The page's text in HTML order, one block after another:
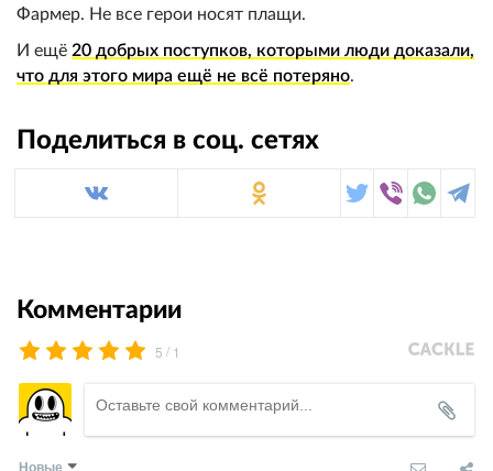
Фармер. Не все герои носят плащи.
И ещё 20 добрых поступков, которыми люди доказали,
что для этого мира ещё не всё потеряно.
Поделиться в соц. сетях
Комментарии
5 / 1
Новые